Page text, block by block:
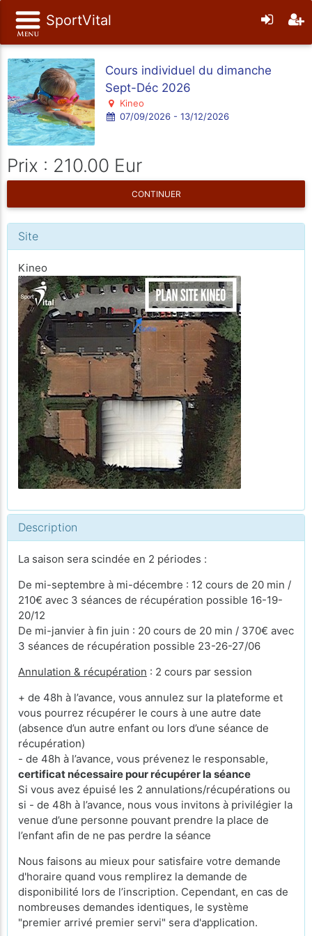
SportVital
Cours individuel du dimanche
Sept-Déc 2026
Kineo
07/09/2026 - 13/12/2026
Prix : 210.00 Eur
CONTINUER
Site
Kineo
Description
La saison sera scindée en 2 périodes :
De mi-septembre à mi-décembre : 12 cours de 20 min /
210€ avec 3 séances de récupération possible 16-19-
20/12
De mi-janvier à fin juin : 20 cours de 20 min / 370€ avec
3 séances de récupération possible 23-26-27/06
Annulation & récupération : 2 cours par session
+ de 48h à l’avance, vous annulez sur la plateforme et
vous pourrez récupérer le cours à une autre date
(absence d’un autre enfant ou lors d’une séance de
récupération)
- de 48h à l’avance, vous prévenez le responsable,
certificat nécessaire pour récupérer la séance
Si vous avez épuisé les 2 annulations/récupérations ou
si - de 48h à l’avance, nous vous invitons à privilégier la
venue d’une personne pouvant prendre la place de
l’enfant afin de ne pas perdre la séance
Nous faisons au mieux pour satisfaire votre demande
d'horaire quand vous remplirez la demande de
disponibilité lors de l’inscription. Cependant, en cas de
nombreuses demandes identiques, le système
"premier arrivé premier servi" sera d'application.